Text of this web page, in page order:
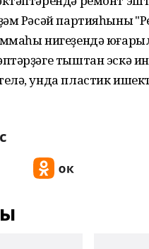
Рәсәй партияһының
нигеҙендә
тыштан эскә
унда пластик